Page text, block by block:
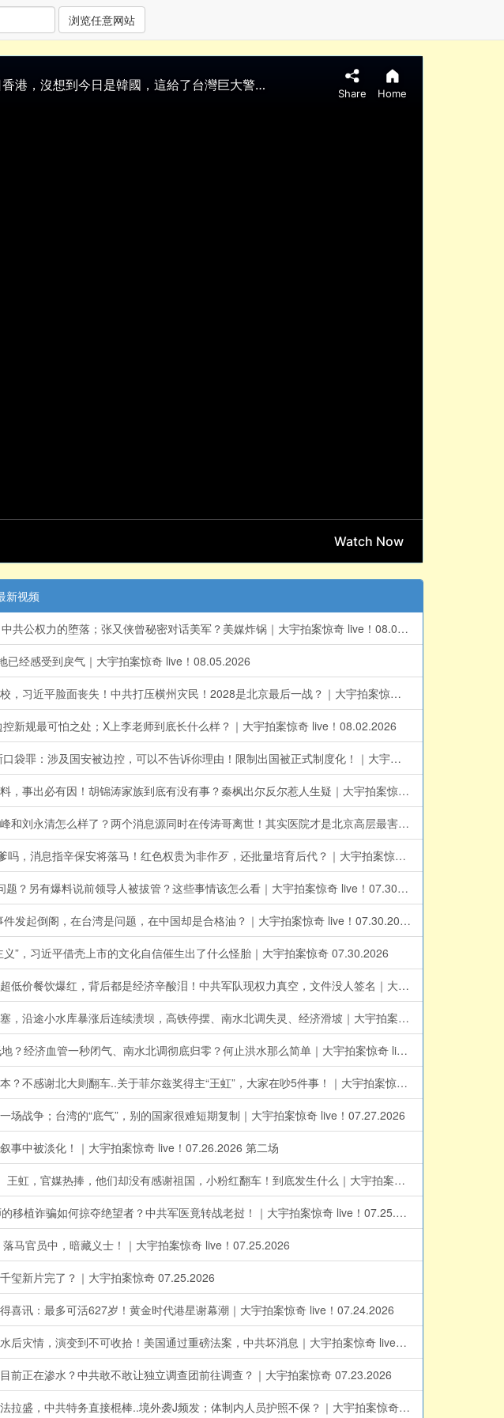
新视频
2,300多个看守所同时扩建！朝鲜+橱窗经济并存？强制恢复中国籍不是个案！冯院长看上你了，中共公权力的堕落；张又侠曾秘密对话美军？美媒炸锅｜大宇拍案惊奇 live！08.06.2026
已经感受到戾气｜大宇拍案惊奇 live！08.05.2026
鲜为人知的中共高层信息战！传言指温家宝妻子被调查，这跟温家宝什么关系？骇客攻入中共军校，习近平脸面丧失！中共打压横州灾民！2028是北京最后一战？｜大宇拍案惊奇 live！08.04.2026
新规最可怕之处；X上李老师到底长什么样？｜大宇拍案惊奇 live！08.02.2026
中国16万出国中介都有麻烦？中共出入境19条新规全解析！一个地方公安都有权禁止你出国？新口袋罪：涉及国安被边控，可以不告诉你理由！限制出国被正式制度化！｜大宇拍案惊奇 08.02.2026
温家宝家族也出事？北京高层怎么了！胡锦涛之死不单纯，点了习近平死穴！海内外集体整齐爆料，事出必有因！胡锦涛家族到底有没有事？秦枫出尔反尔惹人生疑｜大宇拍案惊奇 live！08.01.2026
胡海峰在胡锦涛的“接班梯队”中！习近平会先下手为强吗？大陆疯传胡锦涛家庭食物中Du，胡海峰和刘永清怎么样了？两个消息源同时在传涛哥离世！其实医院才是北京高层最害怕的地方｜大宇拍案惊奇 直播精华
北京消息：韩红被约谈？真正没人敢查的，是那消失的501亿！涉于朦胧案的辛奇，辛保安是他爹吗，消息指辛保安将落马！红色权贵为非作歹，还批量培育后代？｜大宇拍案惊奇 live！07.31.2026
胡锦涛家庭食物中毒？这个传言靠谱吗？..胡锦涛夫妇与儿子都近况如何，他们饮食会有这么大问题？另有爆料说前领导人被拔管？这些事情该怎么看｜大宇拍案惊奇 live！07.30.2026 第二场
事大了！中共军方科学家“周育森”，在COVID爆发前1年，把病毒样本寄到美国；蒋万安就毒油事件发起倒阁，在台湾是问题，在中国却是合格油？｜大宇拍案惊奇 live！07.30.2026
”，习近平借壳上市的文化自信催生出了什么怪胎｜大宇拍案惊奇 07.30.2026
前线俄军如厕方式惊人！你绝想不到；当兵有什么好，中共军队招兵出现困难，发生什么？中国超低价餐饮爆红，背后都是经济辛酸泪！中共军队现权力真空，文件没人签名｜大宇拍案惊奇 live！07.29.2026
长江将成为悬河？三峡一旦垮掉，最严重的不止是洪水，还有巨量泥沙喷出，诸多水道、湖泊堵塞，沿途小水库暴涨后连续溃坝，高铁停摆、南水北调失灵、经济滑坡｜大宇拍案惊奇 直播精华 07.29.2026
三峡溃坝惊人推演！原来它是长江23年地质大便秘的元凶，20.8亿流体砂浆会砸扁宜昌、填实低地？经济血管一秒闭气、南水北调彻底归零？何止洪水那么简单｜大宇拍案惊奇 live！07.28.2026
习近平很生气？王虹千万别回国！小粉红对王虹衣装都口诛笔伐，因为买贵了！英文受访就是忘本？不感谢北大则翻车..关于菲尔兹奖得主“王虹”，大家在吵5件事！｜大宇拍案惊奇 07.28.2026
战争；台湾的“底气”，别的国家很难短期复制｜大宇拍案惊奇 live！07.27.2026
事中被淡化！｜大宇拍案惊奇 live！07.26.2026 第二场
监控系统全坏！台湾唯一穿甲弹材料工厂负责人遭虐S；台湾民意：不单纯！菲尔兹奖得主邓煜、王虹，官媒热捧，他们却没有感谢祖国，小粉红翻车！到底发生什么｜大宇拍案惊奇 live！07.26.2026
台湾病患赴老挝换肾代价有多大？台媒对话地下移植公司：18万美元、术后照护断链，假冒医师的移植诈骗如何掠夺绝望者？中共军医竟转战老挝！｜大宇拍案惊奇 live！07.25.2026 第二场
马官员中，暗藏义士！｜大宇拍案惊奇 live！07.25.2026
玺新片完了？｜大宇拍案惊奇 07.25.2026
讯：最多可活627岁！黄金时代港星谢幕潮｜大宇拍案惊奇 live！07.24.2026
中国人在悄悄举报习近平！？公安还受理！清华教授关于中国水库的神评论，再次走红！广西洪水后灾情，演变到不可收拾！美国通过重磅法案，中共坏消息｜大宇拍案惊奇 live！07.23.2026
正在渗水？中共敢不敢让独立调查团前往调查？｜大宇拍案惊奇 07.23.2026
三峡集团内部吹哨人：三峡大坝多处渗水？中共瞬间溃坝内部模拟被泄，目吹哨人被带走！纽约法拉盛，中共特务直接棍棒..境外袭J频发；体制内人员护照不保？｜大宇拍案惊奇 live！07.22.2026